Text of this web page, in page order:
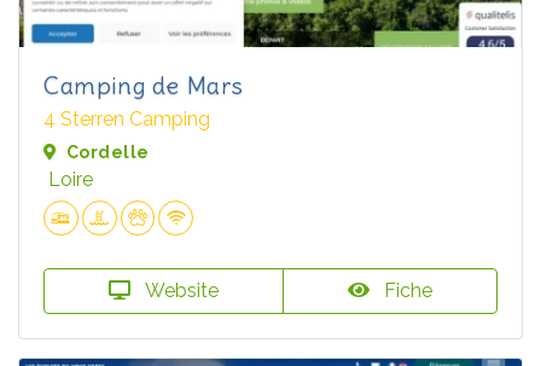
Camping de Mars
4 Sterren Camping
Cordelle
Loire
Website Fiche